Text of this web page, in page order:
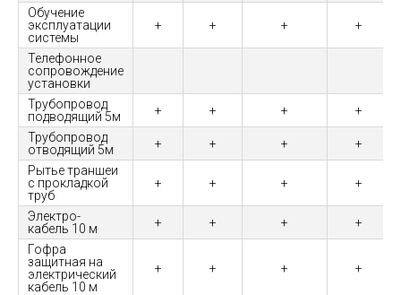
Обучение
эксплуатации
системы
+ + + +
Телефонное
сопровождение
установки
Трубопровод
подводящий 5м
+ + +
+
Трубопровод
отводящий 5м
+ + +
+
Рытье траншеи
с прокладкой
труб
+ + + +
Электро-
кабель 10 м
+ + +
+
Гофра
защитная на
электрический
кабель 10 м
+ + + +